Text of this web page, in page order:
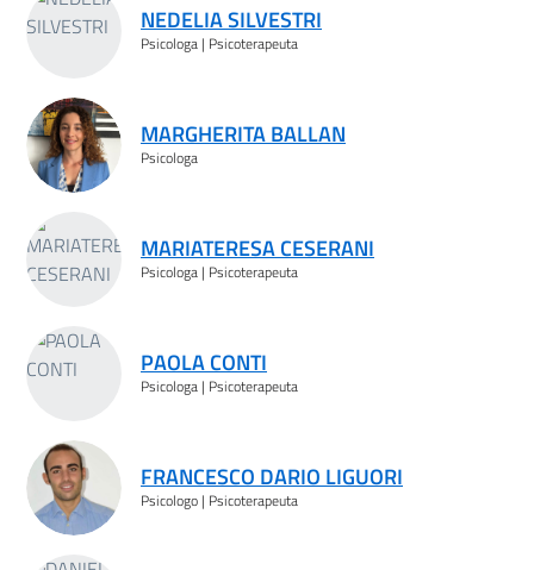
NEDELIA SILVESTRI
Psicologa | Psicoterapeuta
MARGHERITA BALLAN
Psicologa
MARIATERESA CESERANI
Psicologa | Psicoterapeuta
PAOLA CONTI
Psicologa | Psicoterapeuta
FRANCESCO DARIO LIGUORI
Psicologo | Psicoterapeuta